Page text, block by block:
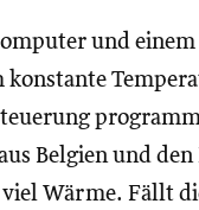
und einem
konstante
Belgien und
Wärme. Fällt